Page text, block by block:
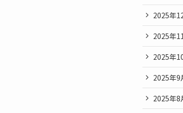
2025年
2025年
2025年
2025年9
2025年8